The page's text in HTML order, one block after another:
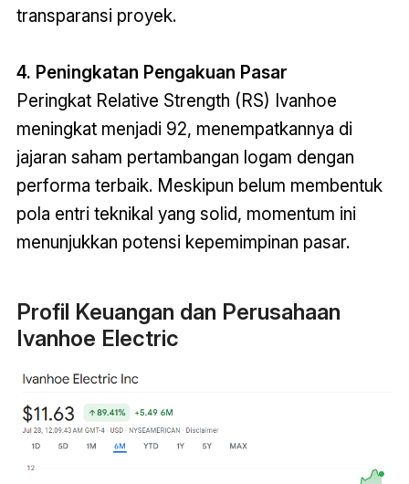
transparansi proyek.
4. Peningkatan Pengakuan Pasar
Peringkat Relative Strength (RS) Ivanhoe
meningkat menjadi 92, menempatkannya di
jajaran saham pertambangan logam dengan
performa terbaik. Meskipun belum membentuk
pola entri teknikal yang solid, momentum ini
menunjukkan potensi kepemimpinan pasar.
Profil Keuangan dan Perusahaan
Ivanhoe Electric